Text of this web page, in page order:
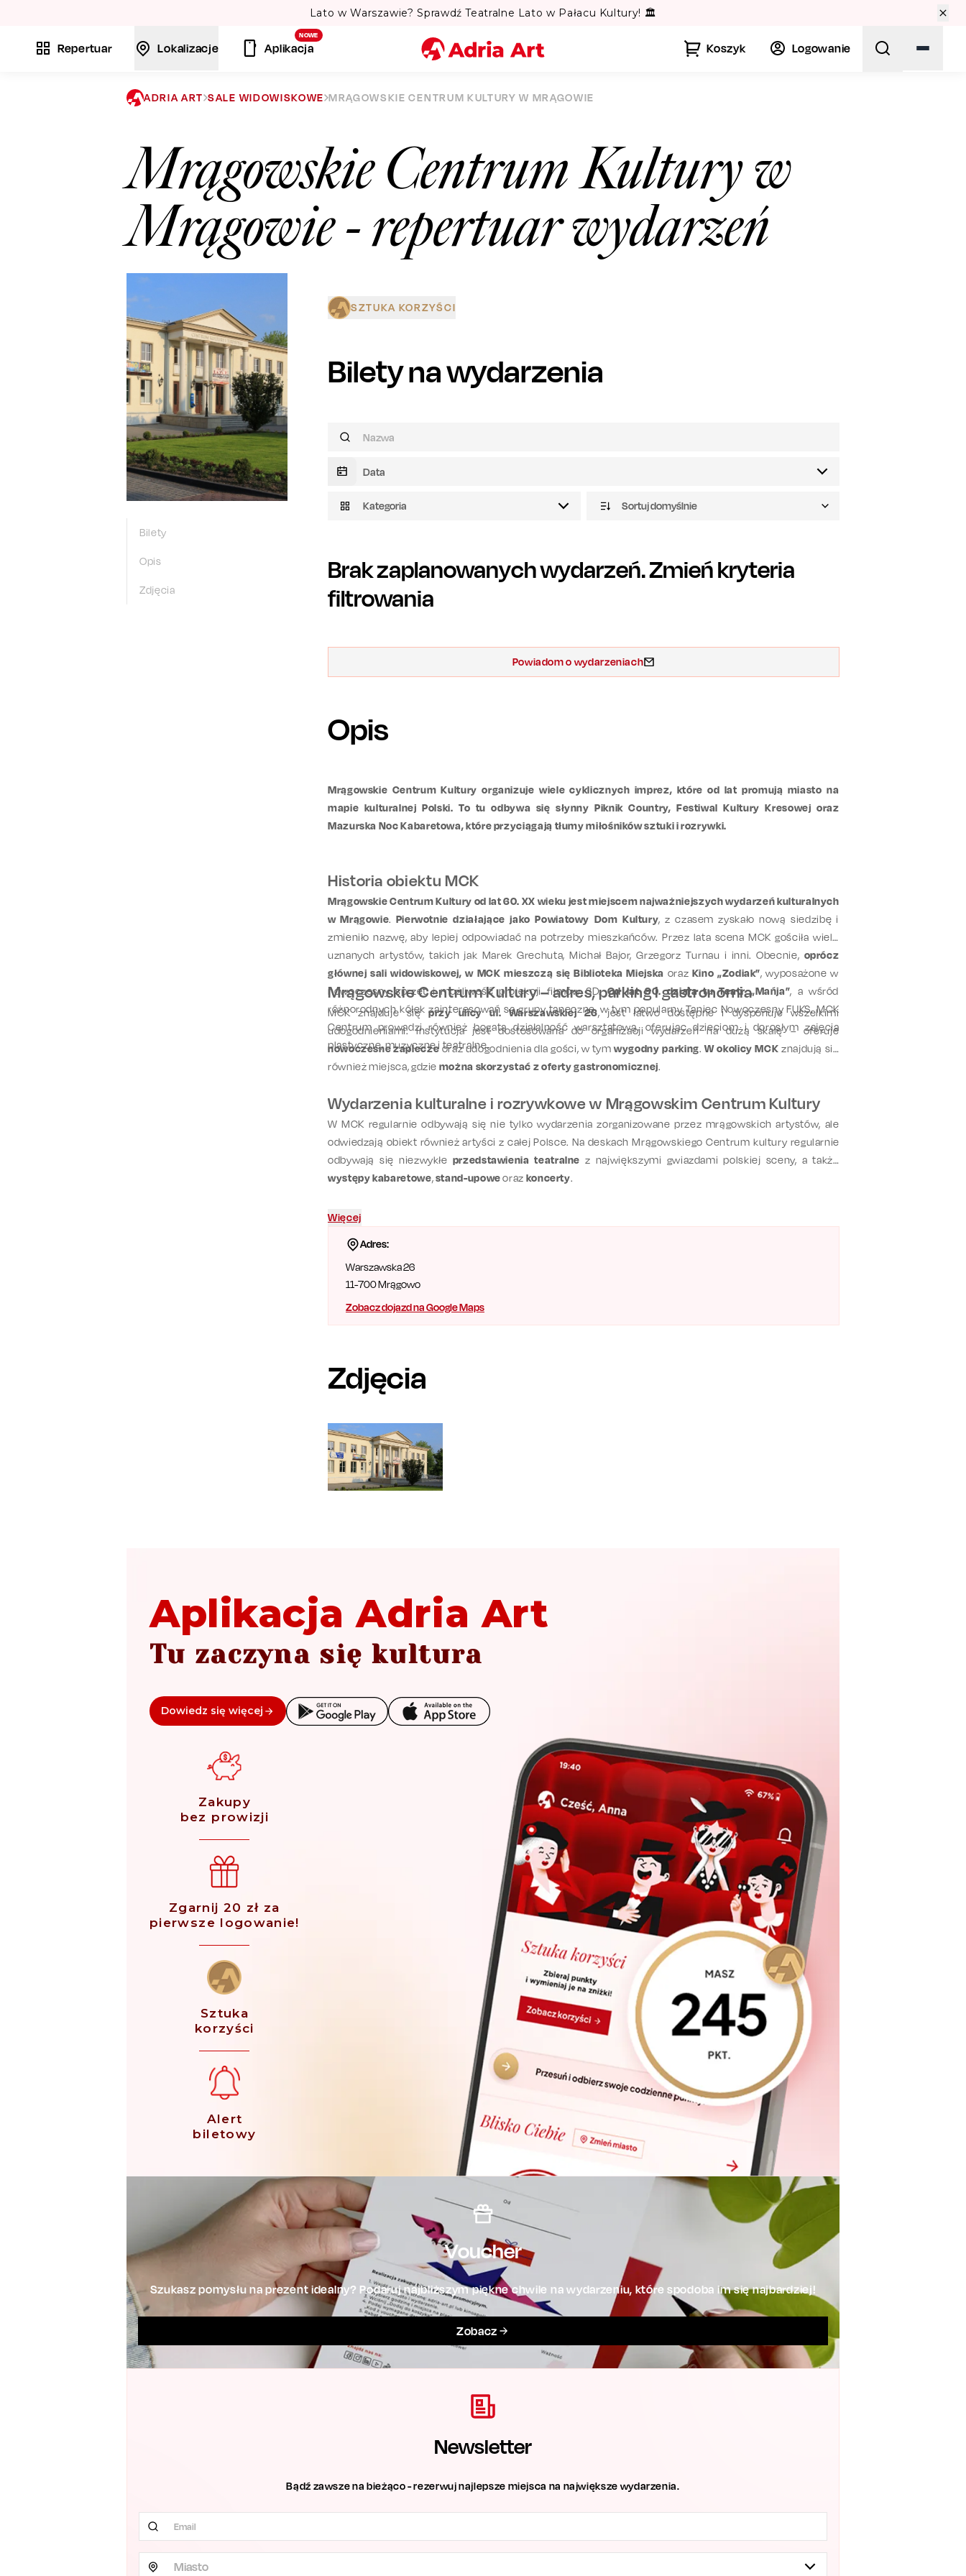
Lato w Warszawie? Sprawdź Teatralne Lato w Pałacu Kultury! 🏛️
Repertuar Lokalizacje
NOWE
Aplikacja Koszyk Logowanie
Miasto
Szukaj
ADRIA ART SALE WIDOWISKOWE MRĄGOWSKIE CENTRUM KULTURY W MRĄGOWIE
Mrągowskie Centrum Kultury w
Mrągowie- repertuar wydarzeń
Bilety
Opis
Zdjęcia
SZTUKA KORZYŚCI
Bilety na wydarzenia
Kategoria Sortuj domyślnie
Brak zaplanowanych wydarzeń. Zmień kryteria
filtrowania
Powiadom o wydarzeniach
Opis
Adres:
Warszawska 26
11-700Mrągowo
Zobacz dojazd na Google Maps
Mrągowskie Centrum Kultury organizuje wiele cyklicznych imprez, które od lat promują miasto na
mapie kulturalnej Polski. To tu odbywa się słynny Piknik Country, Festiwal Kultury Kresowej oraz
Mazurska Noc Kabaretowa, które przyciągają tłumy miłośników sztuki i rozrywki.
Historia obiektu MCK
Mrągowskie Centrum Kultury od lat 60. XX wieku jest miejscem najważniejszych wydarzeń kulturalnych
w Mrągowie. Pierwotnie działające jako Powiatowy Dom Kultury, z czasem zyskało nową siedzibę i
zmieniło nazwę, aby lepiej odpowiadać na potrzeby mieszkańców. Przez lata scena MCK gościła wielu
uznanych artystów, takich jak Marek Grechuta, Michał Bajor, Grzegorz Turnau i inni. Obecnie, oprócz
głównej sali widowiskowej, w MCK mieszczą się Biblioteka Miejska oraz Kino „Zodiak”, wyposażone w
nowoczesny sprzęt i możliwość projekcji filmów 3D.Od lat 90. działa tu Teatr „Mańja”, a wśród
różnorodnych kółek zainteresowań są grupy taneczne, w tym popularny Taniec Nowoczesny FUKS. MCK
Centrum prowadzi również bogatą działalność warsztatową, oferując dzieciom i dorosłym zajęcia
plastyczne, muzyczne i teatralne.
Mrągowskie Centrum Kultury – adres, parking i gastronomia
MCK znajduje się przy ulicy ul. Warszawskiej 26, jest łatwo dostępne i dysponuje wszelkimi
udogodnieniami. Instytucja jest dostosowana do organizacji wydarzeń na dużą skalę – oferuje
nowoczesne zaplecze oraz udogodnienia dla gości, w tymwygodny parking.W okolicy MCK znajdują się
również miejsca, gdzie można skorzystać z oferty gastronomicznej.
Wydarzenia kulturalne i rozrywkowe w Mrągowskim Centrum Kultury
W MCK regularnie odbywają się nie tylko wydarzenia zorganizowane przez mrągowskich artystów, ale
odwiedzają obiekt również artyści z całej Polsce. Na deskach Mrągowskiego Centrum kultury regularnie
odbywają się niezwykłe przedstawienia teatralne z największymi gwiazdami polskiej sceny, a także
występy kabaretowe,stand-upoweoraz koncerty.
Więcej
Zdjęcia
Aplikacja Adria Art
Tu zaczyna się kultura
Dowiedz się więcej
Zakupy
bez prowizji
Zgarnij 20 zł za
pierwsze logowanie!
Sztuka
korzyści
Alert
biletowy
Voucher
Szukasz pomysłu na prezent idealny? Podaruj najbliższym piękne chwile na wydarzeniu, które spodoba im się najbardziej!
Zobacz
Newsletter
Bądź zawsze na bieżąco - rezerwuj najlepsze miejsca na największe wydarzenia.
Miasto